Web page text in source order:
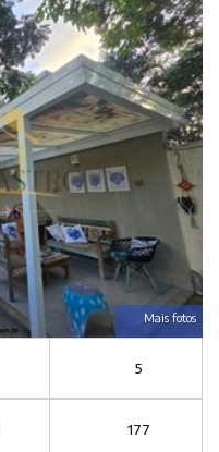
Mais fotos
5
177